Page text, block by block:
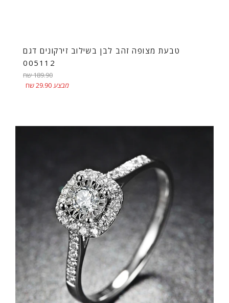
טבעת מצופה זהב לבן בשילוב זירקונים דגם
005112
מחיר
רגיל
189.90 שח
מבצע29.90 שח